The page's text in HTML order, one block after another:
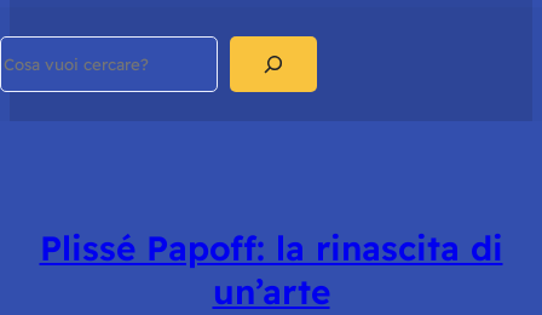
Plissé Papoff: la rinascita di
un’arte